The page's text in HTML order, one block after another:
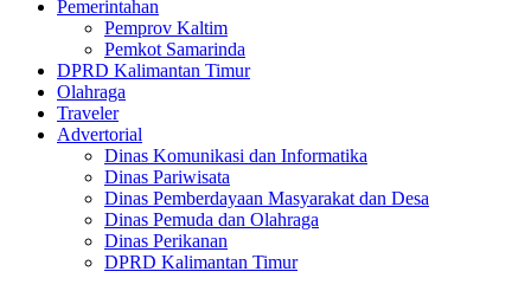
Pemerintahan
Pemprov Kaltim
Pemkot Samarinda
DPRD Kalimantan Timur
Olahraga
Traveler
Advertorial
Dinas Komunikasi dan Informatika
Dinas Pariwisata
Dinas Pemberdayaan Masyarakat dan Desa
Dinas Pemuda dan Olahraga
Dinas Perikanan
DPRD Kalimantan Timur